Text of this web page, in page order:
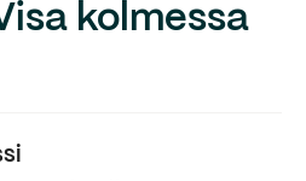
kolmessa